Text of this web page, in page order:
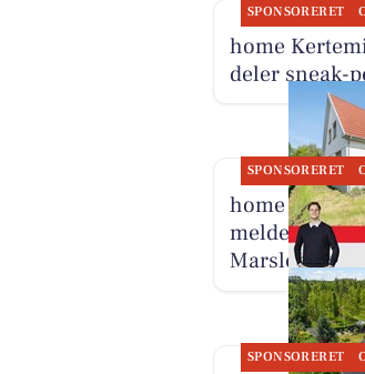
SPONSORERET
home
deler sneak-
SPONSORERET
home
melder
Marslev
SPONSORERET